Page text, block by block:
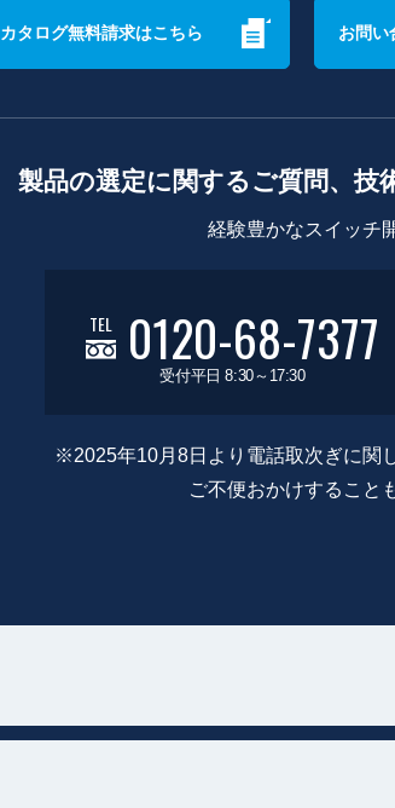
カタログ無料請求はこちら お問い
製品の選定に関するご質問、技
経験豊かなスイッチ
TEL 0120-68-7377
受付平日 8:30～17:30
※2025年10月8日より電話取次ぎに関
ご不便おかけすること